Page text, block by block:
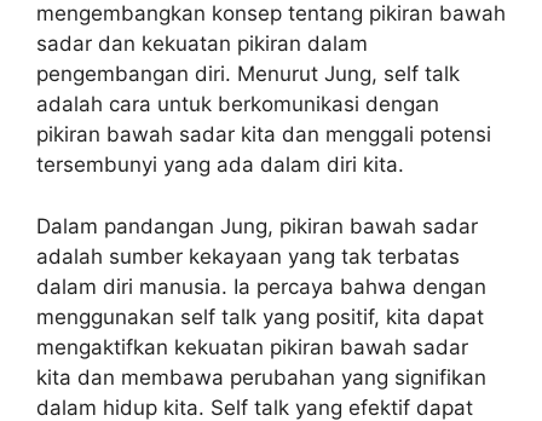
mengembangkan konsep tentang pikiran bawah
sadar dan kekuatan pikiran dalam
pengembangan diri. Menurut Jung, self talk
adalah cara untuk berkomunikasi dengan
pikiran bawah sadar kita dan menggali potensi
tersembunyi yang ada dalam diri kita.
Dalam pandangan Jung, pikiran bawah sadar
adalah sumber kekayaan yang tak terbatas
dalam diri manusia. Ia percaya bahwa dengan
menggunakan self talk yang positif, kita dapat
mengaktifkan kekuatan pikiran bawah sadar
kita dan membawa perubahan yang signifikan
dalam hidup kita. Self talk yang efektif dapat